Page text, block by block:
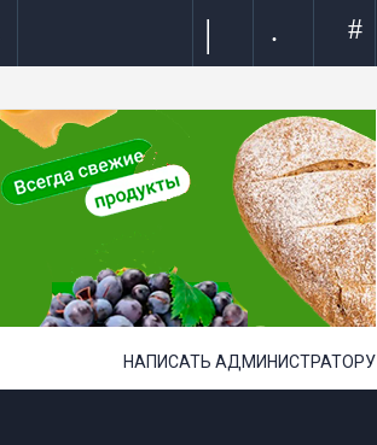
#
.
|
НАПИСАТЬ АДМИНИСТРАТОРУ